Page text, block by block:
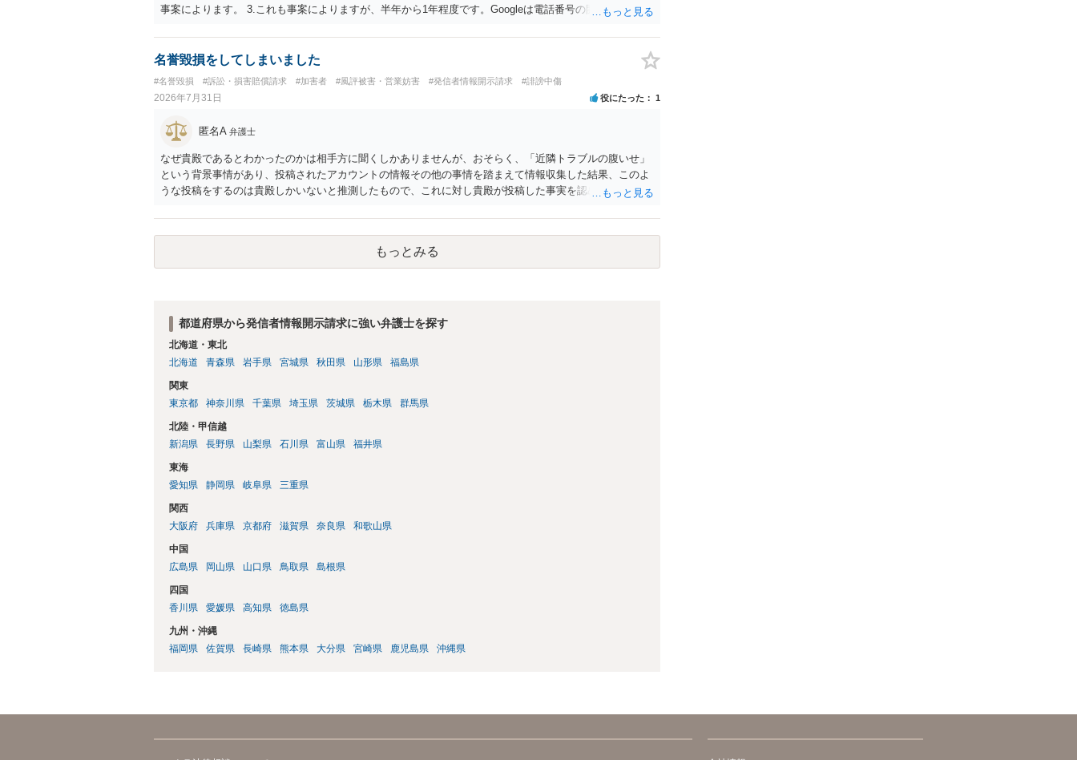
事案によります。 3.これも事案によりますが、半年から1年程度です。Googleは電話番号の開示請求もで
さらにいえば、利用者からの口コミ投稿の場合、開示請求者はある程度対象者を特定できている（ただし
証拠による裏付けか必要なので発信者情報開示請求をする）というケースが比較的多いと思われます。
名誉毀損をしてしまいました
#名誉毀損 #訴訟・損害賠償請求 #加害者 #風評被害・営業妨害 #発信者情報開示請求 #誹謗中傷
2026年7月31日 役にたった 1
匿名A 弁護士
なぜ貴殿であるとわかったのかは相手方に聞くしかありませんが、おそらく、「近隣トラブルの腹いせ」
という背景事情があり、投稿されたアカウントの情報その他の事情を踏まえて情報収集した結果、このよ
うな投稿をするのは貴殿しかいないと推測したもので、これに対し貴殿が投稿した事実を認めてしまった
すので何とも言えません。公開の場で回答するには情報が乏しく、ここで詳細を明らかにすることは事案
の特定に繋がってしまうので、弁護士へ直接相談した方がよいです。
もっとみる
都道府県から発信者情報開示請求に強い弁護士を探す
北海道・東北
北海道
青森県 岩手県 宮城県 秋田県 山形県 福島県
関東
東京都
神奈川県 千葉県 埼玉県 茨城県 栃木県 群馬県
北陸・甲信越
新潟県
長野県 山梨県 石川県 富山県 福井県
東海
愛知県
静岡県 岐阜県 三重県
関西
大阪府
兵庫県 京都府 滋賀県 奈良県 和歌山県
中国
広島県
岡山県 山口県 鳥取県 島根県
四国
香川県
愛媛県 高知県 徳島県
九州・沖縄
福岡県
佐賀県 長崎県 熊本県 大分県 宮崎県 鹿児島県 沖縄県